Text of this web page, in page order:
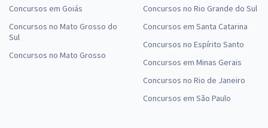
Economize R$ 59,98 (-20%)
Comprar
TCE MA - Tribunal de Contas do Estado do Maranhão -
Conhecimentos Específicos para o Cargo 15: Auditor Estadual de
Concursos em Goiás
Concursos no Mato Grosso do
Sul
Concursos no Mato Grosso
Concursos no Rio Grande do Sul
Concursos em Santa Catarina
Concursos no Espírito Santo
Concursos em Minas Gerais
Concursos no Rio de Janeiro
Concursos em São Paulo